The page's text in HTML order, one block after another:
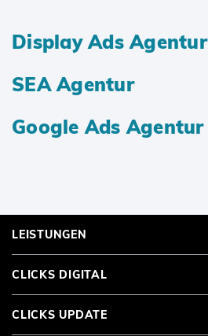
Display Ads Agentur
SEA Agentur
Google Ads Agentur
LEISTUNGEN
CLICKS DIGITAL
CLICKS UPDATE